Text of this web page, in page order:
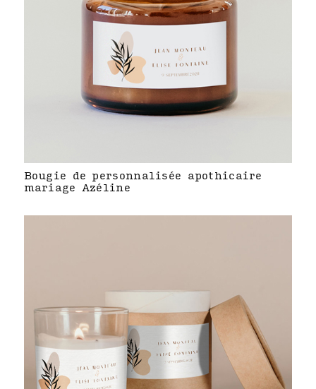
Bougie de personnalisée apothicaire
mariage Azéline